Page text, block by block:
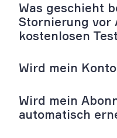
Was geschieht
Stornierung vor
kostenlosen
Wird mein
Wird mein
automatisch